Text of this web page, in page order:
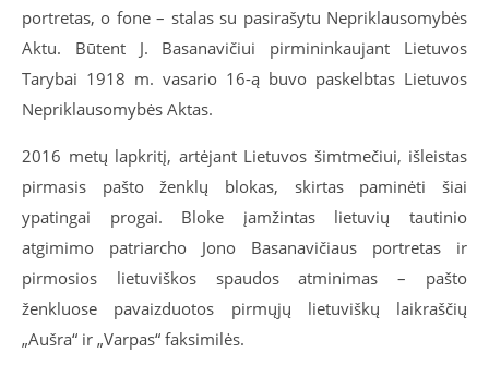
portretas, o fone – stalas su pasirašytu Nepriklausomybės
Aktu. Būtent J. Basanavičiui pirmininkaujant Lietuvos
Tarybai 1918 m. vasario 16-ą buvo paskelbtas Lietuvos
Nepriklausomybės Aktas.
2016 metų lapkritį, artėjant Lietuvos šimtmečiui, išleistas
pirmasis pašto ženklų blokas, skirtas paminėti šiai
ypatingai progai. Bloke įamžintas lietuvių tautinio
atgimimo patriarcho Jono Basanavičiaus portretas ir
pirmosios lietuviškos spaudos atminimas – pašto
ženkluose pavaizduotos pirmųjų lietuviškų laikraščių
„Aušra“ ir „Varpas“ faksimilės.